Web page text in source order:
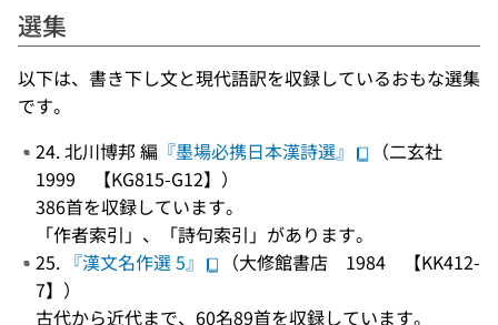
選集
以下は、書き下し文と現代語訳を収録しているおもな選集
です。
24. 北川博邦 編 『墨場必携日本漢詩選』
（二玄社
1999 【KG815-G12】）
386首を収録しています。
「作者索引」、「詩句索引」があります。
25. 『漢文名作選 5』
（大修館書店 1984 【KK412-
7】）
古代から近代まで、60名89首を収録しています。